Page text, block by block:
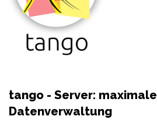
tango - Server: maximale
Datenverwaltung